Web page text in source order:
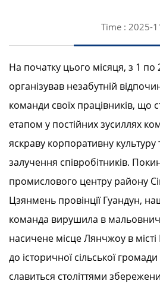
Time : 2025-
На початку цього місяця, з 1
організував незабутній
команди своїх працівників, що
етапом у постійних зусиллях
яскраву корпоративну культуру
залучення співробітників.
промислового центру району
Цзянмень провінції Гуандун,
команда вирушила в
насичене місце Лянчжоу в
до історичної сільської
славиться століттями